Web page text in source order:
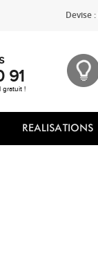
Devise :
91
gratuit !
REALISATIONS